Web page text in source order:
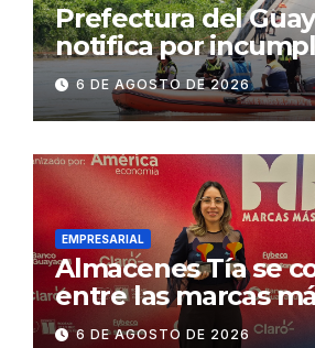
Prefectura del
notifica por
contractual a la
Concesionaria
exige celeridad en
desmontaje del
Gonzalo Icaza
Daule
6 DE AGOSTO DE 2026
EMPRESARIAL
Almacenes Tía se
entre las marcas
influyentes del
6 DE AGOSTO DE 2026